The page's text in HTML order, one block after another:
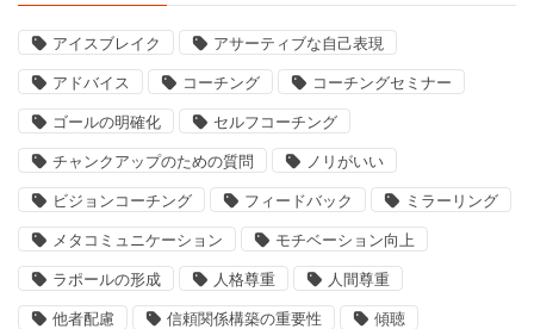
アイスブレイク アサーティブな自己表現
アドバイス コーチング コーチングセミナー
ゴールの明確化 セルフコーチング
チャンクアップのための質問 ノリがいい
ビジョンコーチング フィードバック ミラーリング
メタコミュニケーション モチベーション向上
ラポールの形成 人格尊重 人間尊重
他者配慮 信頼関係構築の重要性 傾聴